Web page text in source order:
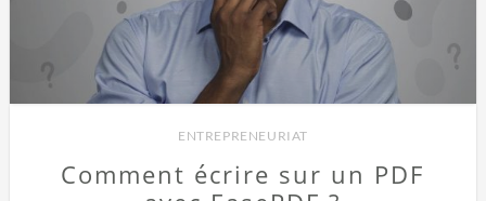
ENTREPRENEURIAT
Comment écrire sur un PDF